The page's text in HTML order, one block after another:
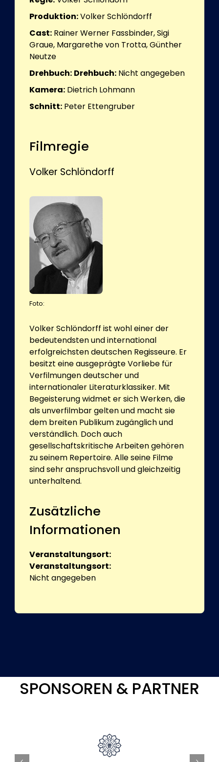
Produktion:Volker Schlöndorff
Cast: Rainer Werner Fassbinder, Sigi
Graue, Margarethe von Trotta, Günther
Neutze
Drehbuch: Drehbuch: Nicht angegeben
Kamera: Dietrich Lohmann
Schnitt: Peter Ettengruber
Filmregie
Volker Schlöndorff
Foto:
Volker Schlöndorff ist wohl einer der
bedeutendsten und international
erfolgreichsten deutschen Regisseure. Er
besitzt eine ausgeprägte Vorliebe für
Verfilmungen deutscher und
internationaler Literaturklassiker. Mit
Begeisterung widmet er sich Werken, die
als unverfilmbar gelten und macht sie
dem breiten Publikum zugänglich und
verständlich. Doch auch
gesellschaftskritische Arbeiten gehören
zu seinem Repertoire. Alle seine Filme
sind sehr anspruchsvoll und gleichzeitig
unterhaltend.
Zusätzliche
Informationen
Veranstaltungsort:
Veranstaltungsort:
Nicht angegeben
SPONSOREN & PARTNER